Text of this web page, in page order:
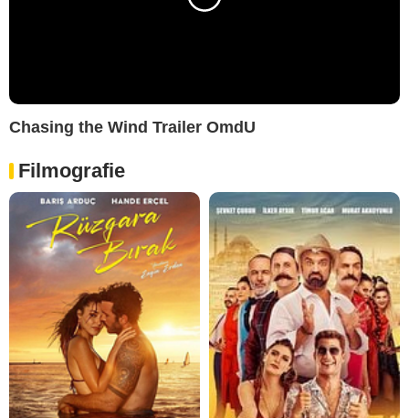
Chasing the Wind Trailer OmdU
Filmografie